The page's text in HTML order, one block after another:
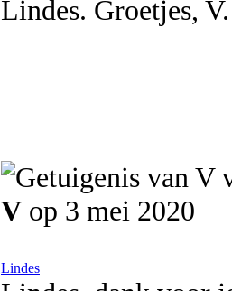
Lindes. Groetjes, V.
V op 3 mei 2020
Lindes